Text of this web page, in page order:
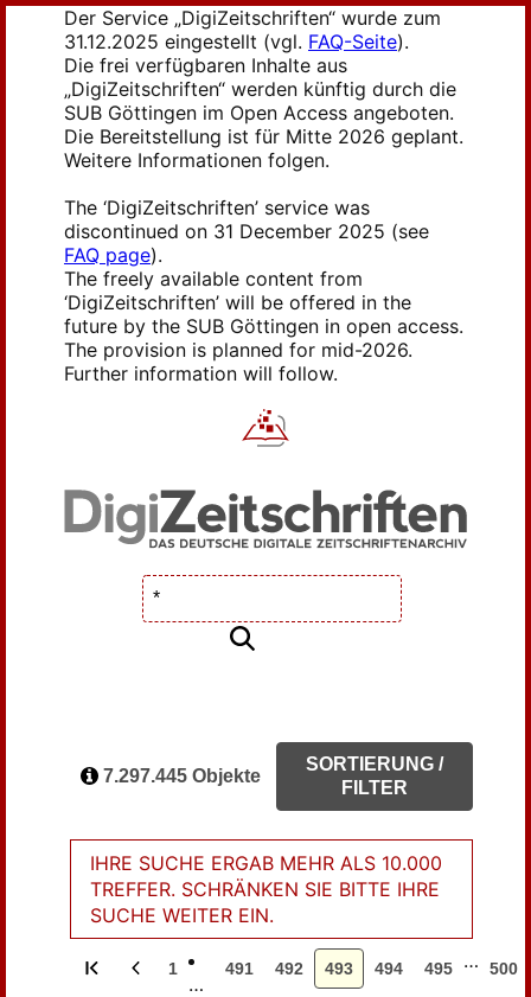
Der Service „DigiZeitschriften“ wurde zum
31.12.2025 eingestellt (vgl. FAQ-Seite).
Die frei verfügbaren Inhalte aus
„DigiZeitschriften“ werden künftig durch die
SUB Göttingen im Open Access angeboten.
Die Bereitstellung ist für Mitte 2026 geplant.
Weitere Informationen folgen.
The ‘DigiZeitschriften’ service was
discontinued on 31 December 2025 (see
FAQ page).
The freely available content from
‘DigiZeitschriften’ will be offered in the
future by the SUB Göttingen in open access.
The provision is planned for mid-2026.
Further information will follow.
7.297.445 Objekte
SORTIERUNG /
FILTER
IHRE SUCHE ERGAB MEHR ALS 10.000
TREFFER. SCHRÄNKEN SIE BITTE IHRE
SUCHE WEITER EIN.
1
…
491 492 493 494 495 … 500